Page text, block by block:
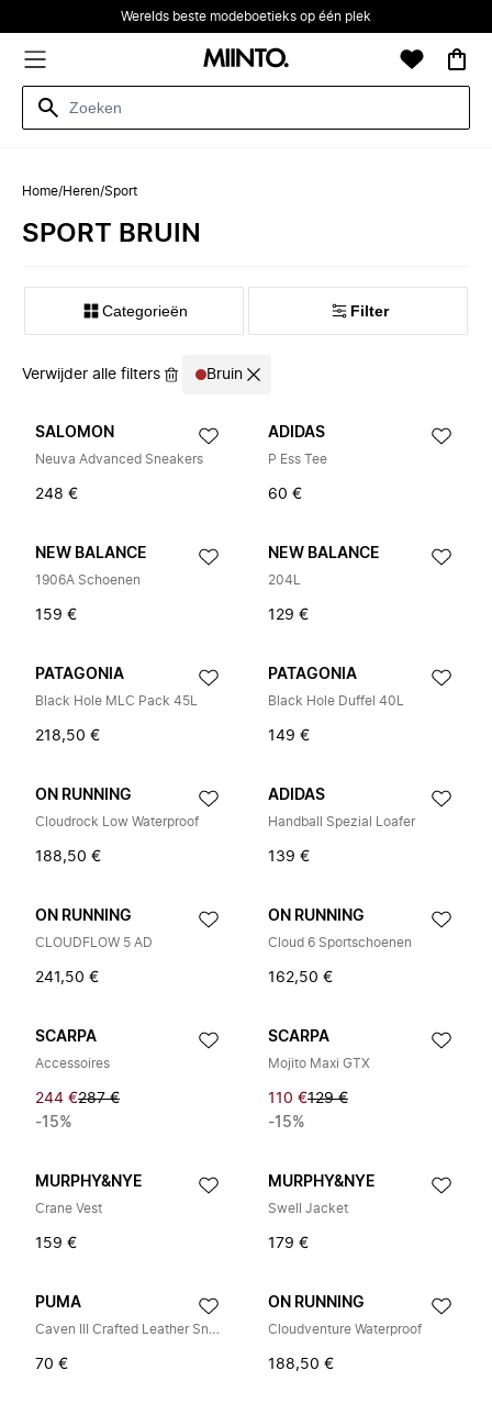
Werelds beste modeboetieks op één plek
Home/Heren/Sport
SPORT BRUIN
Categorieën Filter
Verwijder alle filters Bruin
SALOMON
Neuva Advanced Sneakers
248 €
ADIDAS
P Ess Tee
60 €
NEW BALANCE
1906A Schoenen
159 €
NEW BALANCE
204L
129 €
PATAGONIA
Black Hole MLC Pack 45L
218,50 €
PATAGONIA
Black Hole Duffel 40L
149 €
ON RUNNING
Cloudrock Low Waterproof
188,50 €
ADIDAS
Handball Spezial Loafer
139 €
ON RUNNING
CLOUDFLOW 5 AD
241,50 €
ON RUNNING
Cloud 6 Sportschoenen
162,50 €
SCARPA
Accessoires
244 €287 €
-15%
SCARPA
Mojito Maxi GTX
110 €129 €
-15%
MURPHY&NYE
Crane Vest
159 €
MURPHY&NYE
Swell Jacket
179 €
PUMA
Caven III Crafted Leather Sneakers
70 €
ON RUNNING
Cloudventure Waterproof
188,50 €